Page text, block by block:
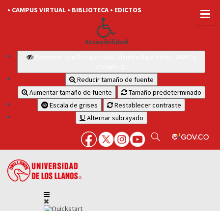
• CAMPUS VIRTUAL • BIBLIOTECA • EDICTOS
Accesibilidad
Reducir tamaño de fuente
Aumentar tamaño de fuente
Tamaño predeterminado
Escala de grises
Restablecer contraste
Alternar subrayado